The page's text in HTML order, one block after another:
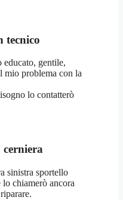
tecnico
educato, gentile,
mio problema con la
lo contatterò
cerniera
sinistra sportello
chiamerò ancora